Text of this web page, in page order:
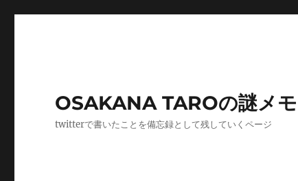
OSAKANA TAROの謎メモ
twitterで書いたことを備忘録として残していくページ